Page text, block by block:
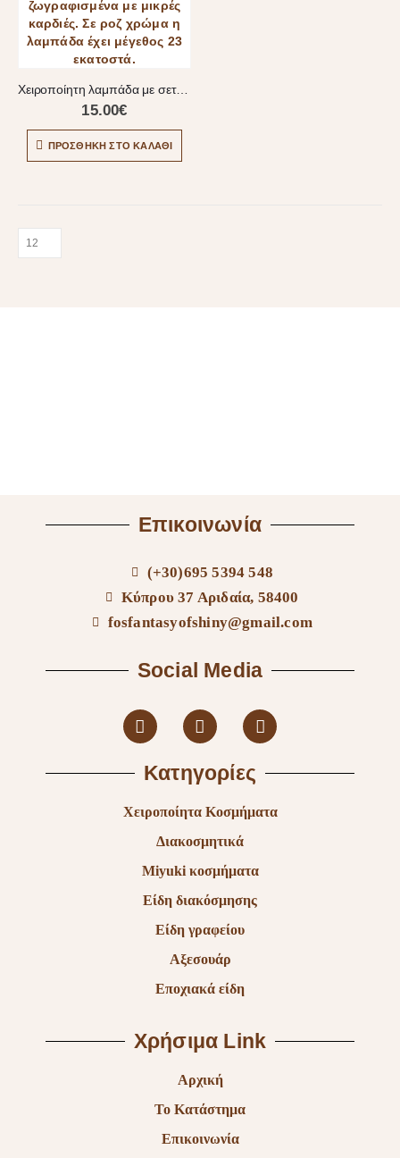
Χειροποίητη λαμπάδα με σετ λαγουδάκι
15.00€
ΠΡΟΣΘΉΚΗ ΣΤΟ ΚΑΛΆΘΙ
Επικοινωνία
(+30)695 5394 548
Κύπρου 37 Αριδαία, 58400
fosfantasyofshiny@gmail.com
Social Media
Κατηγορίες
Χειροποίητα Κοσμήματα
Διακοσμητικά
Miyuki κοσμήματα
Είδη διακόσμησης
Είδη γραφείου
Αξεσουάρ
Εποχιακά είδη
Χρήσιμα Link
Αρχική
Το Κατάστημα
Επικοινωνία